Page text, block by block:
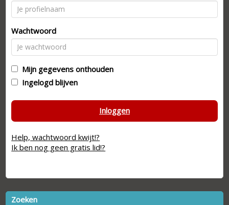
Wachtwoord
Mijn gegevens onthouden
Ingelogd blijven
Inloggen
Help, wachtwoord kwijt!?
Ik ben nog geen gratis lid!?
Zoeken